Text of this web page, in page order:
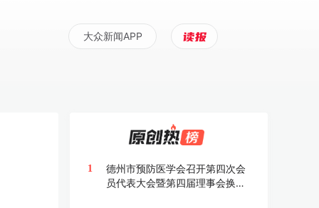
大众新闻APP
1
德州市预防医学会召开第四次会
员代表大会暨第四届理事会换届